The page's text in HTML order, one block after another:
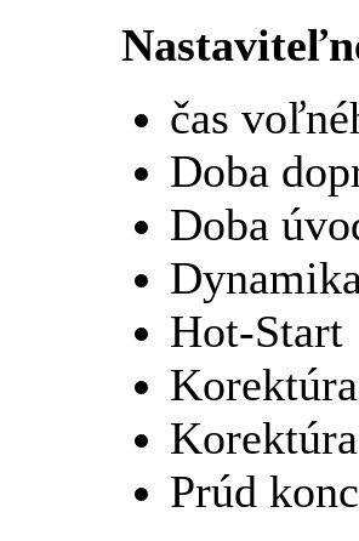
čas
Doba
Doba
Hot-Start
Prúd